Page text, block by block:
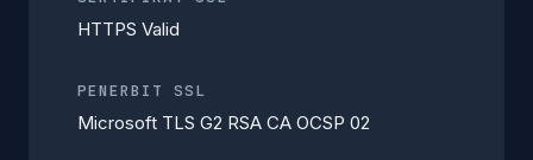
HTTPS Valid
PENERBIT SSL
Microsoft TLS G2 RSA CA OCSP 02